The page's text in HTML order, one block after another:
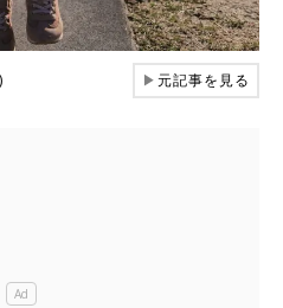
▶元記事を見る